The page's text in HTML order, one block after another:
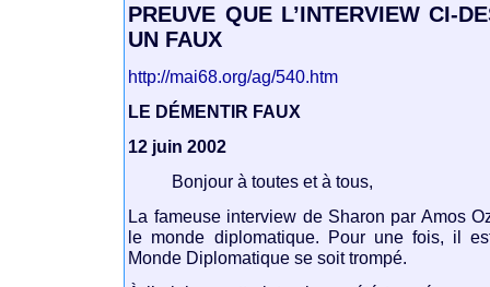
PREUVE QUE L’INTERVIEW CI-
UN FAUX
http://mai68.org/ag/540.htm
LE DÉMENTIR FAUX
12 juin 2002
Bonjour à toutes et à tous,
La fameuse interview de Sharon par Amos
le monde diplomatique. Pour une fois, il
Monde Diplomatique se soit trompé.